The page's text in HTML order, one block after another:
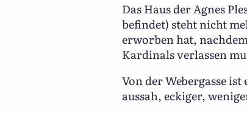
Das Haus der Agnes
befindet) steht nicht
erworben hat,
Kardinals verlassen
Von der Webergasse
aussah, eckiger,